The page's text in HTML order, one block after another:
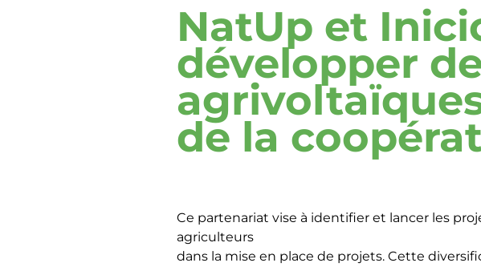
NatUp et
développer
de la
Ce partenariat vise à identifier et lancer les
agriculteurs
dans la mise en place de projets. Cette